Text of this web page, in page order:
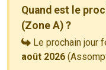
Quand est le
(Zone A) ?
Le prochain jour
août 2026